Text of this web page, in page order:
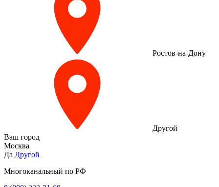
Ростов-на-Дону
Другой
Ваш город
Москва
Да Другой
Многоканальный по РФ